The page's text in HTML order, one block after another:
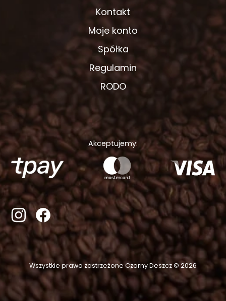
Kontakt
Moje konto
Spółka
Regulamin
RODO
Akceptujemy:
Wszystkie prawa zastrzeżone Czarny Deszcz © 2026